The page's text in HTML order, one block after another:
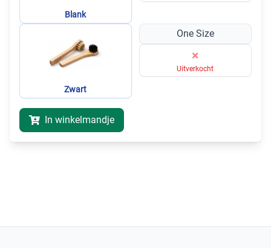
Blank
Zwart
One Size
×
Uitverkocht
In winkelmandje